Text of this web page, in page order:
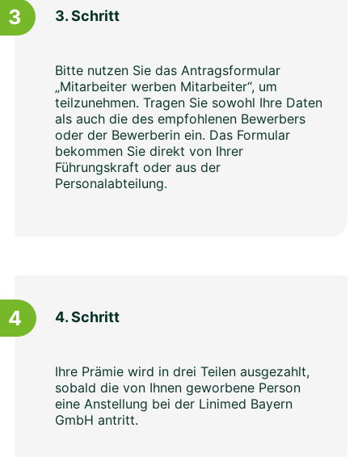
3 3. Schritt
Bitte nutzen Sie das Antragsformular
„Mitarbeiter werben Mitarbeiter“, um
teilzunehmen. Tragen Sie sowohl Ihre Daten
als auch die des empfohlenen Bewerbers
oder der Bewerberin ein. Das Formular
bekommen Sie direkt von Ihrer
Führungskraft oder aus der
Personalabteilung.
4 4. Schritt
Ihre Prämie wird in drei Teilen ausgezahlt,
sobald die von Ihnen geworbene Person
eine Anstellung bei der Linimed Bayern
GmbH antritt.